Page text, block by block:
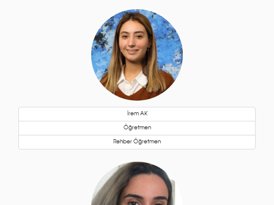
İrem AK
Öğretmen
Rehber Öğretmen